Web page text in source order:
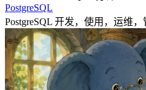
PostgreSQL
PostgreSQL 开发，使用，运维